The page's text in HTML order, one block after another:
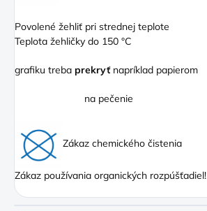
Povolené žehliť pri strednej teplote
Teplota žehličky do 150 °C
grafiku treba prekryť napríklad papierom
na pečenie
Zákaz chemického čistenia
Zákaz používania organických rozpúšťadiel!